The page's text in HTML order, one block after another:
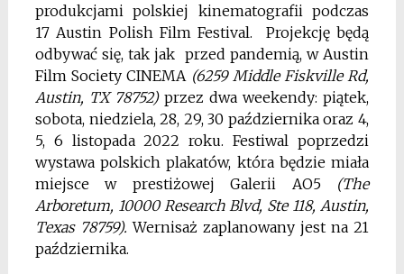
produkcjami polskiej kinematografii podczas
17 Austin Polish Film Festival. Projekcję będą
odbywać się, tak jak przed pandemią, w Austin
Film Society CINEMA (6259 Middle Fiskville Rd,
Austin, TX 78752) przez dwa weekendy: piątek,
sobota, niedziela, 28, 29, 30 października oraz 4,
5, 6 listopada 2022 roku. Festiwal poprzedzi
wystawa polskich plakatów, która będzie miała
miejsce w prestiżowej Galerii AO5 (The
Arboretum, 10000 Research Blvd, Ste 118, Austin,
Texas 78759).Wernisaż zaplanowany jest na 21
października.